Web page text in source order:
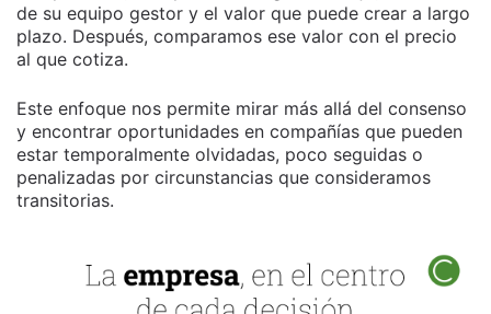
de su equipo gestor y el valor que puede crear a largo
plazo. Después, comparamos ese valor con el precio
al que cotiza.
Este enfoque nos permite mirar más allá del consenso
y encontrar oportunidades en compañías que pueden
estar temporalmente olvidadas, poco seguidas o
penalizadas por circunstancias que consideramos
transitorias.